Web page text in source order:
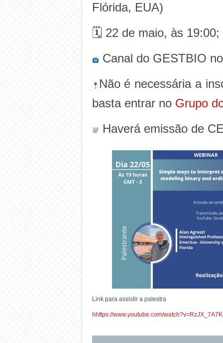
Flórida, EUA)
🗓 22 de maio, às 19:00;
Canal do GESTBIO
Não é necessária a
basta entrar no Grupo
Haverá emissão de
Link para assistir a palestra
hhttps://www.youtube.com/